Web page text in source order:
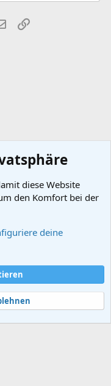
E-Mail
Ltd.
diese Website
den Komfort bei der
deine